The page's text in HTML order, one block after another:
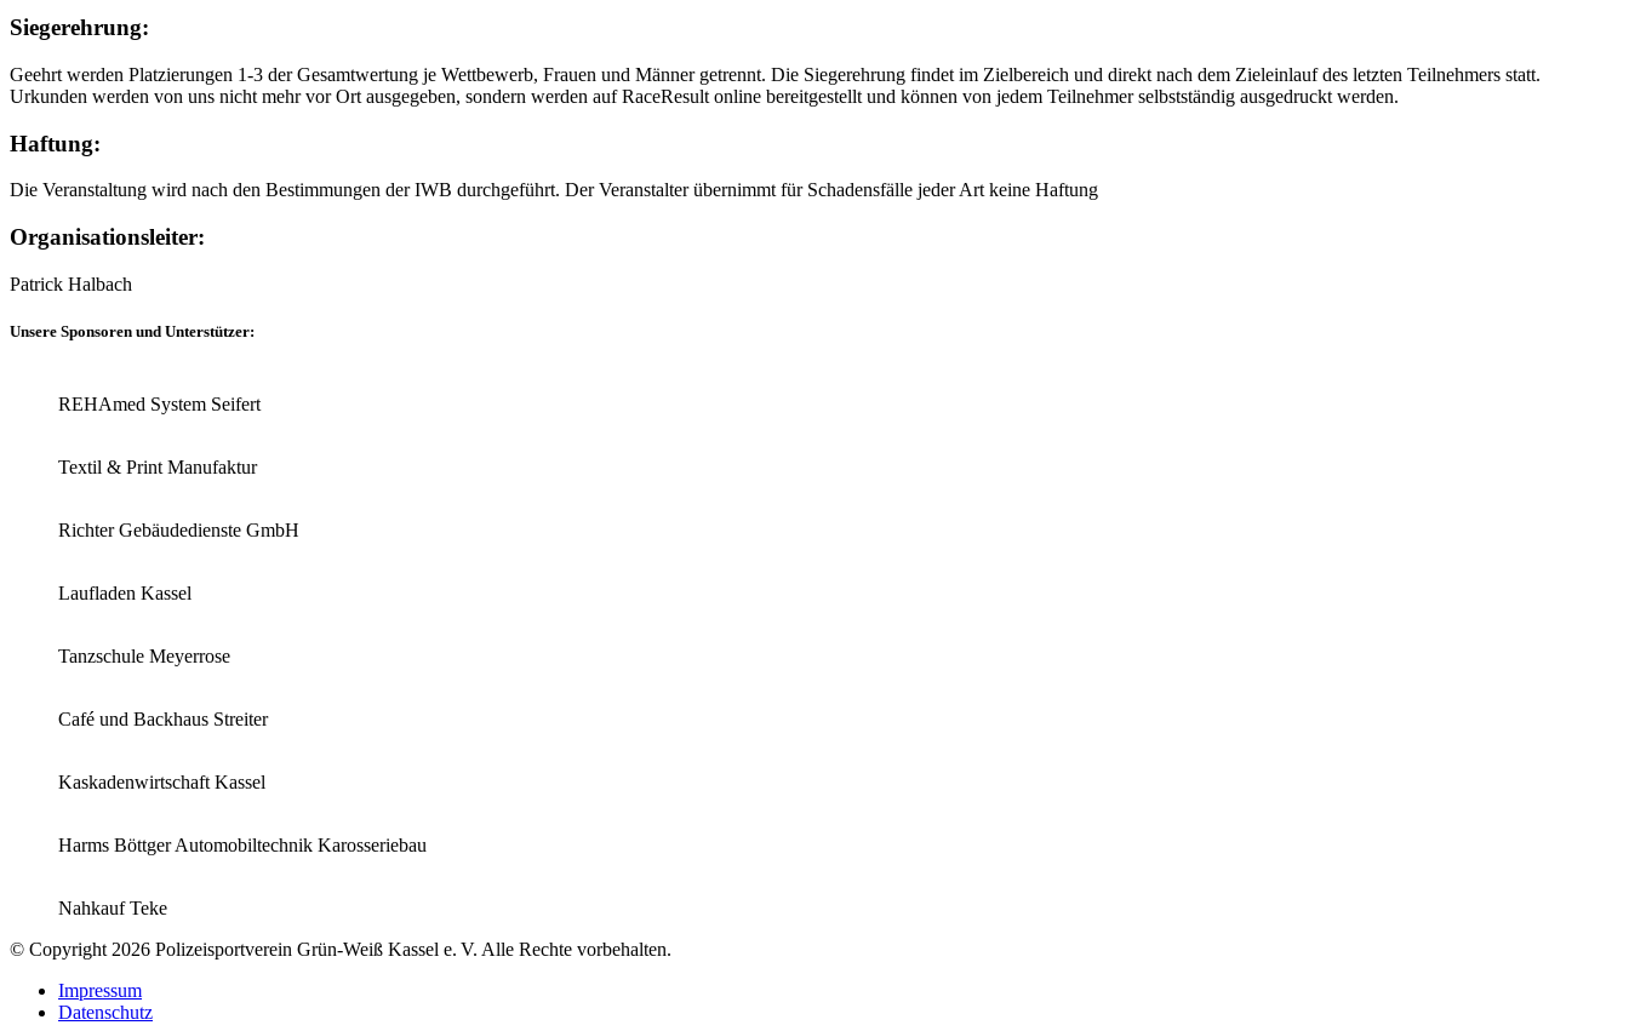
Siegerehrung:
Geehrt werden Platzierungen 1-3 der Gesamtwertung je Wettbewerb, Frauen und Männer getrennt. Die Siegerehrung findet im Zielbereich und direkt nach dem Zieleinlauf des letzten Teilnehmers statt.
Urkunden werden von uns nicht mehr vor Ort ausgegeben, sondern werden auf RaceResult online bereitgestellt und können von jedem Teilnehmer selbstständig ausgedruckt werden.
Haftung:
Die Veranstaltung wird nach den Bestimmungen der IWB durchgeführt. Der Veranstalter übernimmt für Schadensfälle jeder Art keine Haftung
Organisationsleiter:
Patrick Halbach
Unsere Sponsoren und Unterstützer:
REHAmed System Seifert
Textil & Print Manufaktur
Richter Gebäudedienste GmbH
Laufladen Kassel
Tanzschule Meyerrose
Café und Backhaus Streiter
Kaskadenwirtschaft Kassel
Harms Böttger Automobiltechnik Karosseriebau
Nahkauf Teke
© Copyright 2026 Polizeisportverein Grün-Weiß Kassel e. V. Alle Rechte vorbehalten.
Impressum
Datenschutz